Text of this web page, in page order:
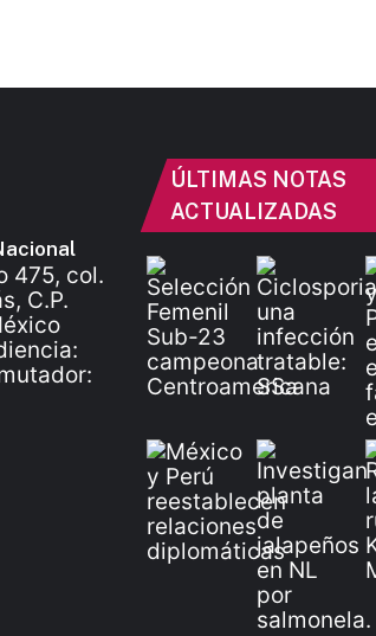
475, col.
C.P.
ÚLTIMAS NOTAS
ACTUALIZADAS